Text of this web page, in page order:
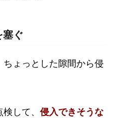
塞ぐ
ょっとした隙間から侵
して、 侵入できそうな